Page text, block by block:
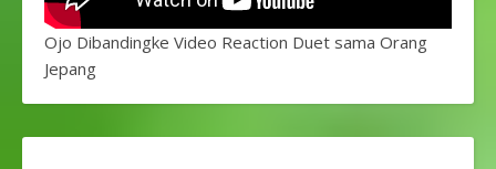
Ojo Dibandingke Video Reaction Duet sama Orang
Jepang